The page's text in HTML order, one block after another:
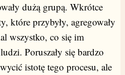
dużą grupą. Wkrótce
które przybyły, agregowały
wszystko, co się im
Poruszały się bardzo
istotę tego procesu, ale